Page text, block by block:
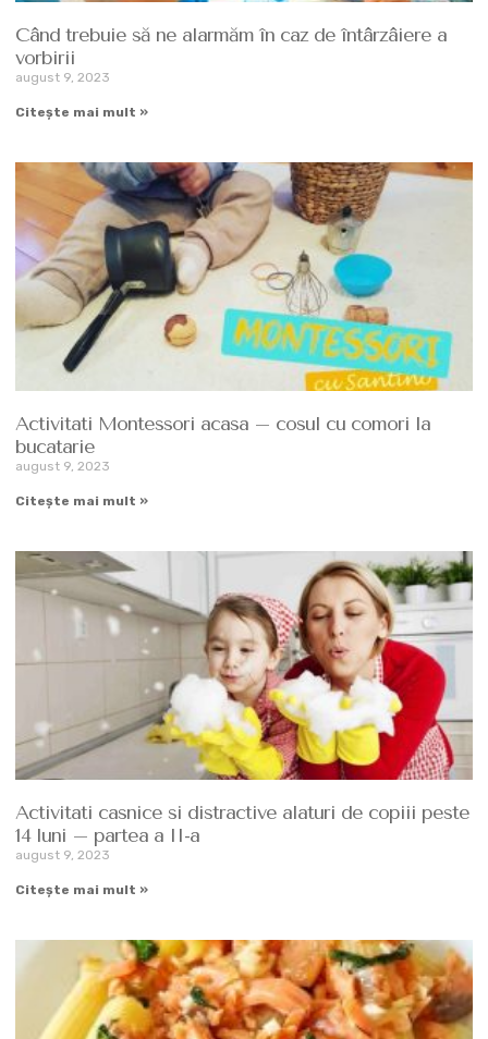
Când trebuie să ne alarmăm în caz de întârzâiere a
vorbirii
august 9, 2023
Citește mai mult »
Activitati Montessori acasa – cosul cu comori la
bucatarie
august 9, 2023
Citește mai mult »
Activitati casnice si distractive alaturi de copiii peste
14 luni – partea a II-a
august 9, 2023
Citește mai mult »